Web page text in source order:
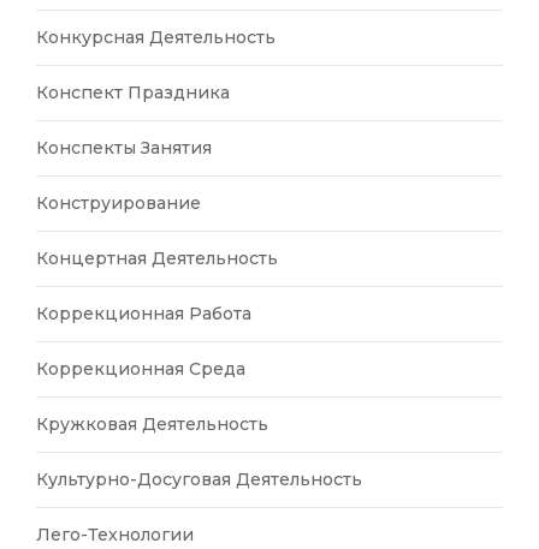
Конкурсная Деятельность
Конспект Праздника
Конспекты Занятия
Конструирование
Концертная Деятельность
Коррекционная Работа
Коррекционная Среда
Кружковая Деятельность
Культурно-Досуговая Деятельность
Лего-Технологии